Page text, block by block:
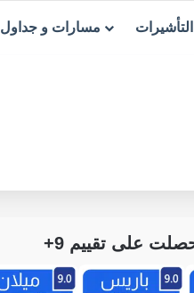
التأشيرات مسارات و جداول
على تقييم 9+